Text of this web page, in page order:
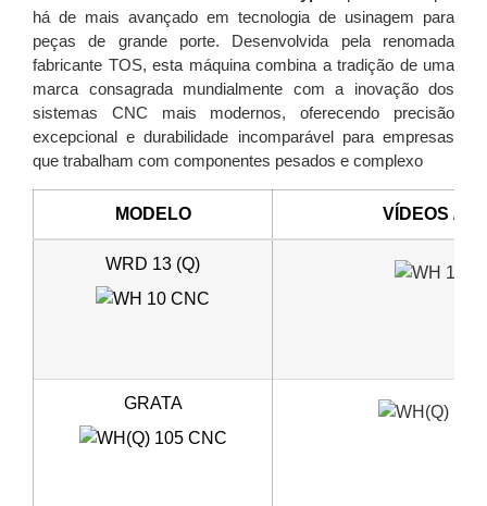
há de mais avançado em tecnologia de usinagem para
peças de grande porte. Desenvolvida pela renomada
fabricante TOS, esta máquina combina a tradição de uma
marca consagrada mundialmente com a inovação dos
sistemas CNC mais modernos, oferecendo precisão
excepcional e durabilidade incomparável para empresas
que trabalham com componentes pesados e complexo
MODELO VÍDEOS /
WRD 13 (Q)
GRATA